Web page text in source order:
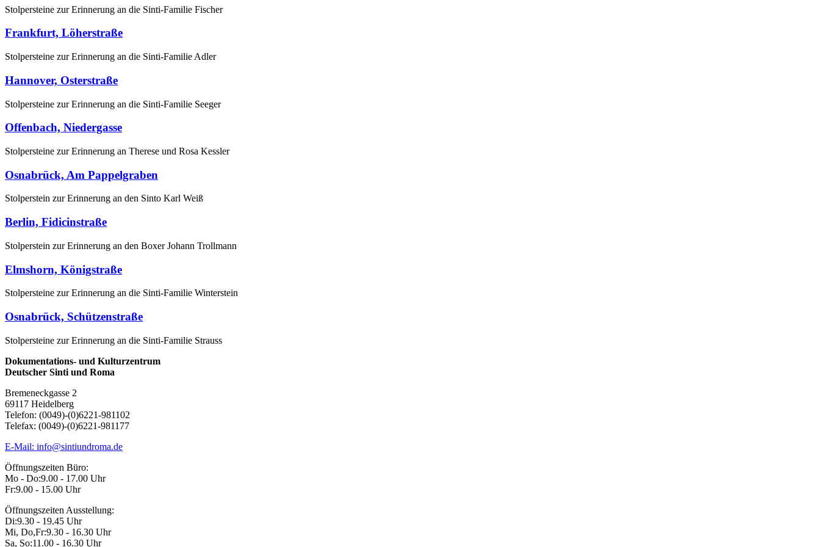
Stolpersteine zur Erinnerung an die Sinti-Familie Fischer
Frankfurt, Löherstraße
Stolpersteine zur Erinnerung an die Sinti-Familie Adler
Hannover, Osterstraße
Stolpersteine zur Erinnerung an die Sinti-Familie Seeger
Offenbach, Niedergasse
Stolpersteine zur Erinnerung an Therese und Rosa Kessler
Osnabrück, Am Pappelgraben
Stolperstein zur Erinnerung an den Sinto Karl Weiß
Berlin, Fidicinstraße
Stolperstein zur Erinnerung an den Boxer Johann Trollmann
Elmshorn, Königstraße
Stolpersteine zur Erinnerung an die Sinti-Familie Winterstein
Osnabrück, Schützenstraße
Stolpersteine zur Erinnerung an die Sinti-Familie Strauss
Dokumentations- und Kulturzentrum
Deutscher Sinti und Roma
Bremeneckgasse 2
69117 Heidelberg
Telefon: (0049)-(0)6221-981102
Telefax: (0049)-(0)6221-981177
E-Mail: info@sintiundroma.de
Öffnungszeiten Büro:
Mo - Do:9.00 - 17.00 Uhr
Fr:9.00 - 15.00 Uhr
Öffnungszeiten Ausstellung:
Di:9.30 - 19.45 Uhr
Mi, Do,Fr:9.30 - 16.30 Uhr
Sa, So:11.00 - 16.30 Uhr